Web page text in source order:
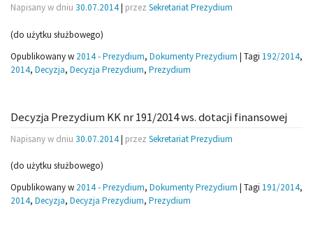
Napisany w dniu 30.07.2014| przez Sekretariat Prezydium
(do użytku służbowego)
Opublikowany w 2014 - Prezydium, Dokumenty Prezydium | Tagi 192/2014,
2014, Decyzja, Decyzja Prezydium, Prezydium
Decyzja Prezydium KK nr 191/2014 ws. dotacji finansowej
Napisany w dniu 30.07.2014| przez Sekretariat Prezydium
(do użytku służbowego)
Opublikowany w 2014 - Prezydium, Dokumenty Prezydium Tagi 191/2014,
2014, Decyzja, Decyzja Prezydium, Prezydium